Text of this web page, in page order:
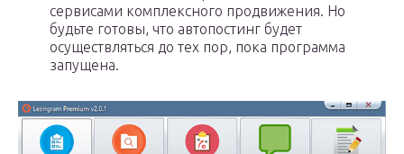
сервисами комплексного продвижения. Но
будьте готовы, что автопостинг будет
осуществляться до тех пор, пока программа
запущена.